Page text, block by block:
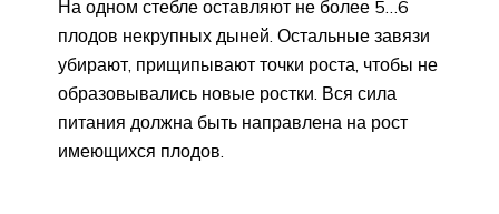
На одном стебле оставляют не более 5…6
плодов некрупных дыней. Остальные завязи
убирают, прищипывают точки роста, чтобы не
образовывались новые ростки. Вся сила
питания должна быть направлена на рост
имеющихся плодов.